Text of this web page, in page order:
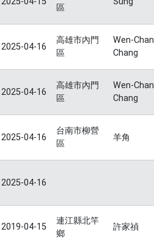
區
2025-04-16
高雄市內門
區
Wen-Chan
Chang
2025-04-16
高雄市內門
區
Wen-Chan
Chang
2025-04-16
台南市柳營
區
羊角
2025-04-16
2019-04-15
連江縣北竿
鄉
許家禎